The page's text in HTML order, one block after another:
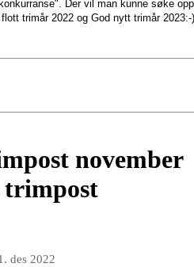
Der vil man kunne søke opp
trimår 2022 og God nytt trimår
november
trimpost
des 2022